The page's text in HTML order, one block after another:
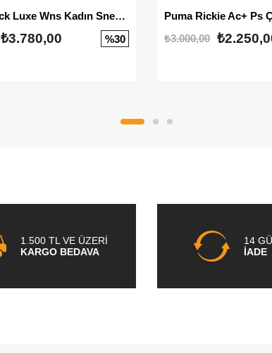
Mayze Stack Luxe Wns Kadın Sneaker
₺3.780,00 %30
Puma Rickie Ac+ Ps
₺3.000,00
1.500 TL VE ÜZERİ
KARGO BEDAVA
14
İADE